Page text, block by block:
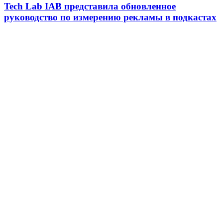
Tech Lab IAB представила обновленное
руководство по измерению рекламы в подкастах